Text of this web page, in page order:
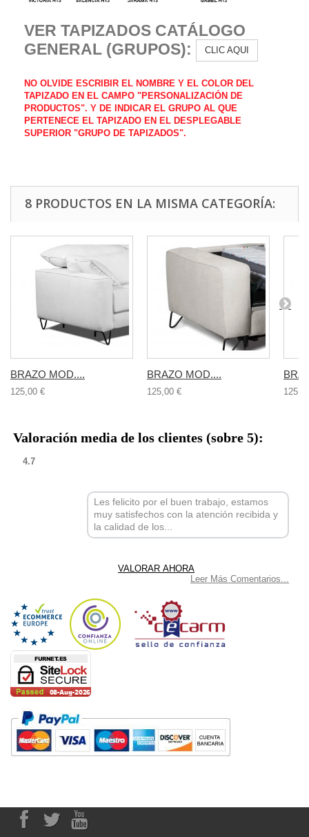
VER TAPIZADOS CATÁLOGO
GENERAL (GRUPOS):
CLIC AQUI
NO OLVIDE ESCRIBIR EL NOMBRE Y EL COLOR DEL
TAPIZADO EN EL CAMPO "PERSONALIZACIÓN DE
PRODUCTOS". Y DE INDICAR EL GRUPO AL QUE
PERTENECE EL TAPIZADO EN EL DESPLEGABLE
SUPERIOR "GRUPO DE TAPIZADOS".
8 PRODUCTOS EN LA MISMA CATEGORÍA:
BRAZO MOD....
125,00 €
BRAZO MOD....
125,00 €
Valoración media de los clientes (sobre 5):
4.7
Les felicito por el buen trabajo, estamos
muy satisfechos con la atención recibida y
la calidad de los...
Leer Más Comentarios...